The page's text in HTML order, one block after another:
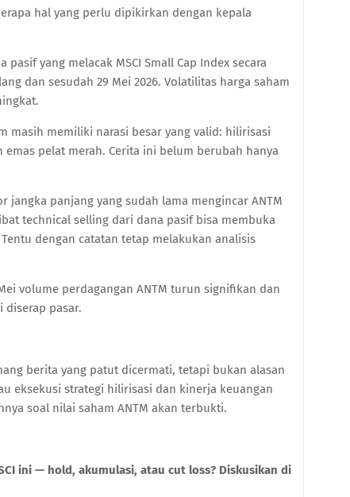
hal yang perlu dipikirkan dengan kepala
pasif yang melacak MSCI Small Cap Index secara
dan sesudah 29 Mei 2026. Volatilitas harga saham
masih memiliki narasi besar yang valid: hilirisasi
pelat merah. Cerita ini belum berubah hanya
jangka panjang yang sudah lama mengincar ANTM
technical selling dari dana pasif bisa membuka
dengan catatan tetap melakukan analisis
volume perdagangan ANTM turun signifikan dan
diserap pasar.
berita yang patut dicermati, tetapi bukan alasan
eksekusi strategi hilirisasi dan kinerja keuangan
soal nilai saham ANTM akan terbukti.
ini — hold, akumulasi, atau cut loss? Diskusikan di